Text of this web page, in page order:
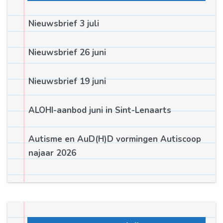
Nieuwsbrief 3 juli
Nieuwsbrief 26 juni
Nieuwsbrief 19 juni
ALOHI-aanbod juni in Sint-Lenaarts
Autisme en AuD(H)D vormingen Autiscoop
najaar 2026